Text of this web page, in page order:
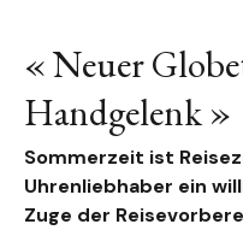
« Neuer
Handgelenk »
Sommerzeit ist
Uhrenliebhaber ein
Zuge der